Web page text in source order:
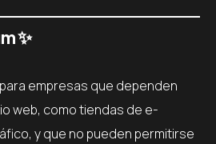
✨
empresas que dependen
web, como tiendas de e-
y que no pueden permitirse